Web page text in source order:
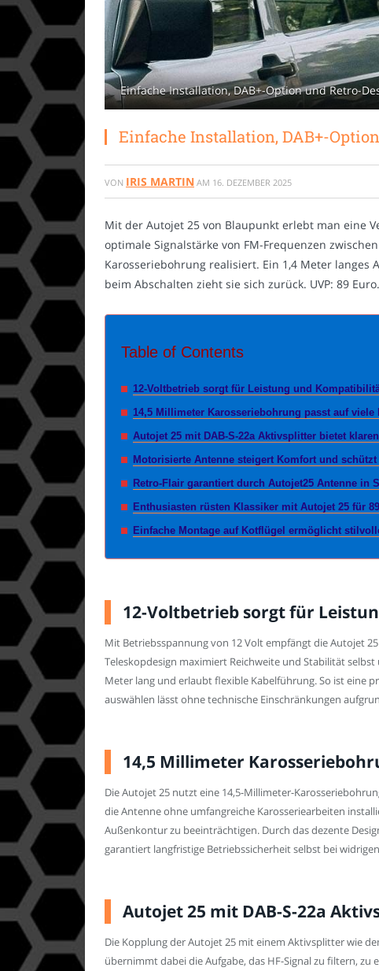
Einfache Installation, DAB+-Option und Retro-
Einfache Installation, DAB+-
VON IRIS MARTIN AM 16. DEZEMBER 2025
Mit der Autojet 25 von Blaupunkt erlebt man eine
optimale Signalstärke von FM-Frequenzen
Karosseriebohrung realisiert. Ein 1,4 Meter langes
beim Abschalten zieht sie sich zurück. UVP: 89
Table of Contents
12-Voltbetrieb sorgt für Leistung und
14,5 Millimeter Karosseriebohrung passt auf
Autojet 25 mit DAB-S-22a Aktivsplitter bietet
Motorisierte Antenne steigert Komfort und
Retro-Flair garantiert durch Autojet25 Antenne in
Enthusiasten rüsten Klassiker mit Autojet 25 für
Einfache Montage auf Kotflügel ermöglicht
12-Voltbetrieb sorgt für
Mit Betriebsspannung von 12 Volt empfängt die Autojet
Teleskopdesign maximiert Reichweite und Stabilität
Meter lang und erlaubt flexible Kabelführung. So ist
auswählen lässt ohne technische Einschränkungen
14,5 Millimeter
Die Autojet 25 nutzt eine 14,5-Millimeter-
die Antenne ohne umfangreiche Karosseriearbeiten
Außenkontur zu beeinträchtigen. Durch das dezente
garantiert langfristige Betriebssicherheit selbst bei
Autojet 25 mit DAB-S-22a
Die Kopplung der Autojet 25 mit einem Aktivsplitter wie
übernimmt dabei die Aufgabe, das HF-Signal zu filtern,